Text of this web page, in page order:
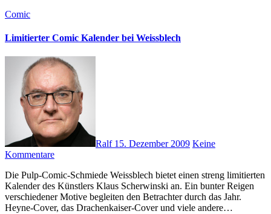
Comic
Limitierter Comic Kalender bei Weissblech
Ralf 15. Dezember 2009 Keine
Kommentare
Die Pulp-Comic-Schmiede Weissblech bietet einen streng limitierten
Kalender des Künstlers Klaus Scherwinski an. Ein bunter Reigen
verschiedener Motive begleiten den Betrachter durch das Jahr.
Heyne-Cover, das Drachenkaiser-Cover und viele andere…